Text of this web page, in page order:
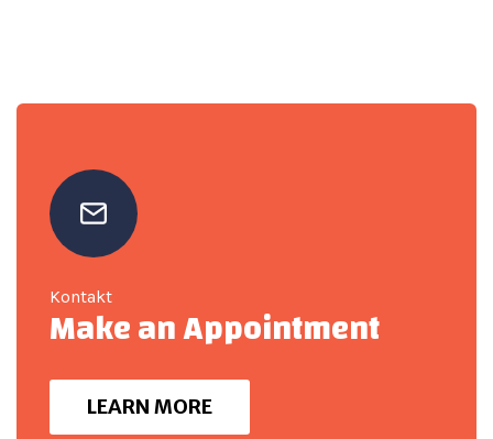
Kontakt
Make an Appointment
LEARN MORE